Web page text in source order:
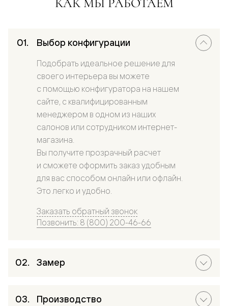
Выбор конфигурации
Подобрать идеальное решение для
своего интерьера вы можете
с помощью конфигуратора на нашем
сайте, с квалифицированным
менеджером в одном из наших
салонов или сотрудником интернет-
магазина.
Вы получите прозрачный расчет
и сможете оформить заказ удобным
для вас способом онлайн или офлайн.
Это легко и удобно.
Заказать обратный звонок
Позвонить: 8 (800) 200-46-66
Замер
Производство